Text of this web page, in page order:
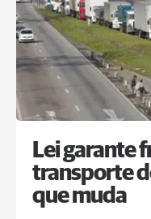
Lei garante
transporte
que muda